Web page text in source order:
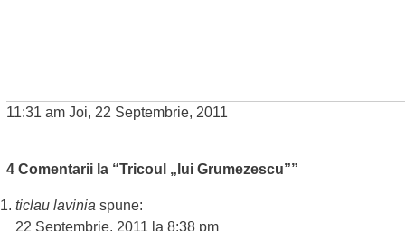
11:31 am Joi, 22 Septembrie, 2011
4 Comentarii la “Tricoul „lui Grumezescu””
ticlau lavinia spune:
22 Septembrie, 2011 la 8:38 pm